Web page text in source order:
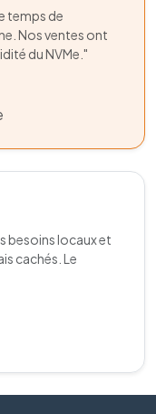
temps de
Nos ventes ont
du NVMe."
besoins locaux et
cachés. Le